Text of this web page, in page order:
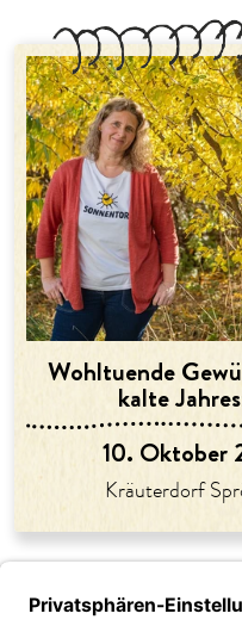
Wohltuende
kalte
10. Oktober
Kräuterdorf